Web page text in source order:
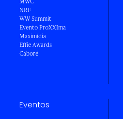
NRF
WW Summit
Evento ProXXIma
Maximídia
Effie Awards
Caboré
Eventos